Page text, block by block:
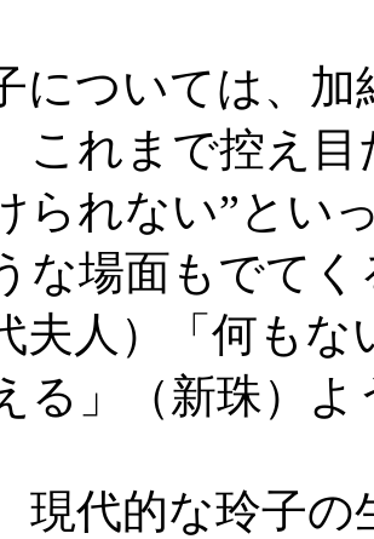
については、
これまで控え
られない”とい
な場面もでてく
夫人）「何も
る」（新珠）
現代的な玲子